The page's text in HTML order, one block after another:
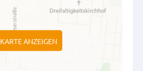
KARTE ANZEIGEN